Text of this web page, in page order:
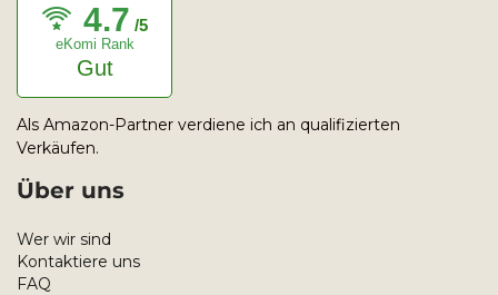
4.7 /5
eKomi Rank
Gut
Als Amazon-Partner verdiene ich an qualifizierten
Verkäufen.
Über uns
Wer wir sind
Kontaktiere uns
FAQ